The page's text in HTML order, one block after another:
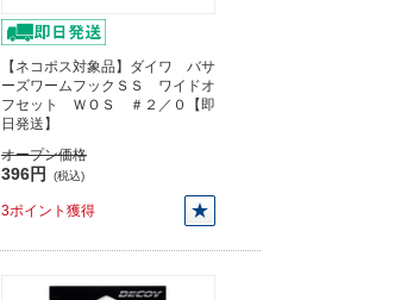
【ネコポス対象品】ダイワ バサ
ーズワームフックＳＳ ワイドオ
フセット ＷＯＳ ＃２／０【即
日発送】
オープン価格
396円 (税込)
3ポイント獲得